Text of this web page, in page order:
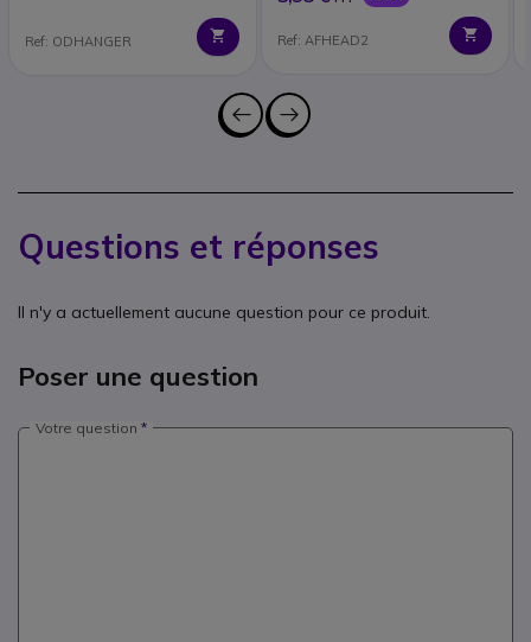
Ref: ODHANGER Ref: AFHEAD2
Questions et réponses
Il n'y a actuellement aucune question pour ce produit.
Poser une question
Votre question